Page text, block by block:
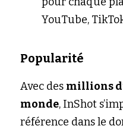
YouTube,
Popularité
Avec des millions
monde, InShot
référence dans le